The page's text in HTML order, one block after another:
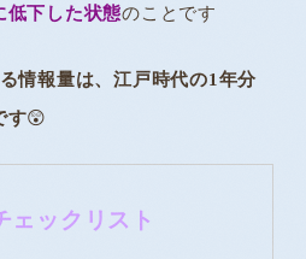
低下した状態のことです
情報量は、江戸時代の1年分
す😲
ェックリスト